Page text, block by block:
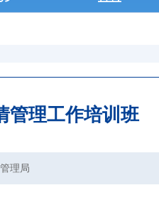
管理工作培训班
理局